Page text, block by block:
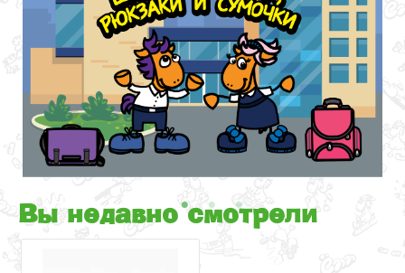
Вы недавно смотрели